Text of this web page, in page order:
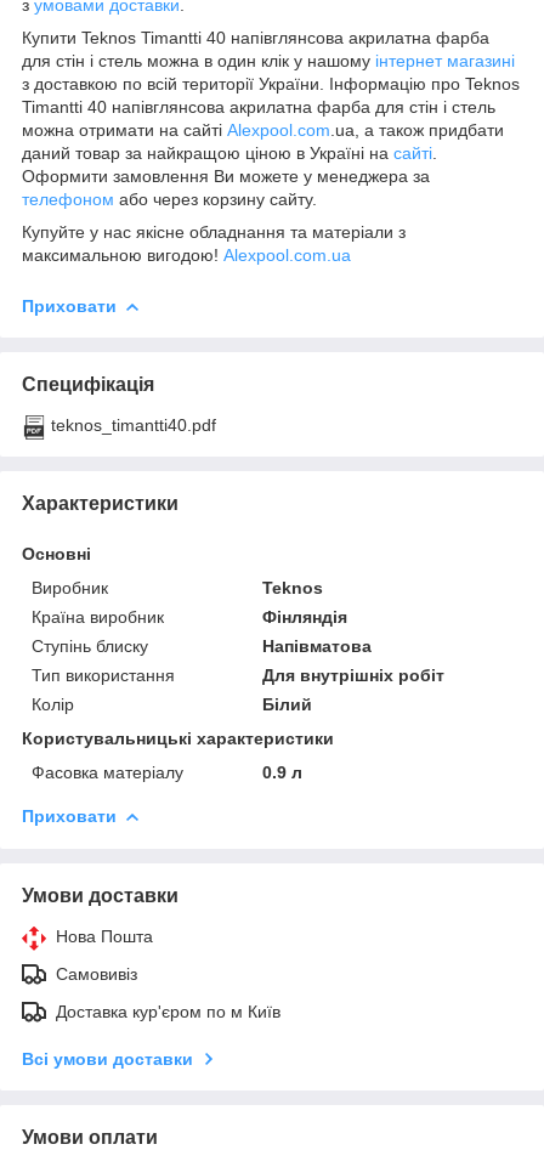
з умовами доставки
Купити Teknos Timantti 40 напівглянсова акрилатна фарба
для стін і стель можна в один клік у нашому інтернет магазині
з доставкою по всій території України. Інформацію про Teknos
Timantti 40 напівглянсова акрилатна фарба для стін і стель
можна отримати на сайті Alexpool.com .ua, а також придбати
даний товар за найкращою ціною в Україні на сайті
Оформити замовлення Ви можете у менеджера за
телефоном або через корзину сайту.
Купуйте у нас якісне обладнання та матеріали з
максимальною вигодою! Alexpool.com.ua
Приховати
Специфікація
teknos_timantti40.pdf
Характеристики
Основні
Виробник
Teknos
Країна виробник
Фінляндія
Ступінь блиску
Напівматова
Тип використання
Для внутрішніх робіт
Колір
Білий
Користувальницькі характеристики
Фасовка матеріалу
0.9 л
Приховати
Умови доставки
Нова Пошта
Самовивіз
Доставка кур'єром по м Київ
Всі умови доставки
Умови оплати